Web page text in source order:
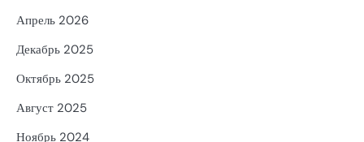
Апрель 2026
Декабрь 2025
Октябрь 2025
Август 2025
Ноябрь 2024